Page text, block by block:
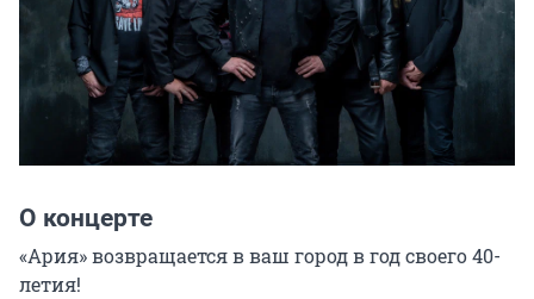
О концерте
«Ария» возвращается в ваш город в год своего 40-
летия!